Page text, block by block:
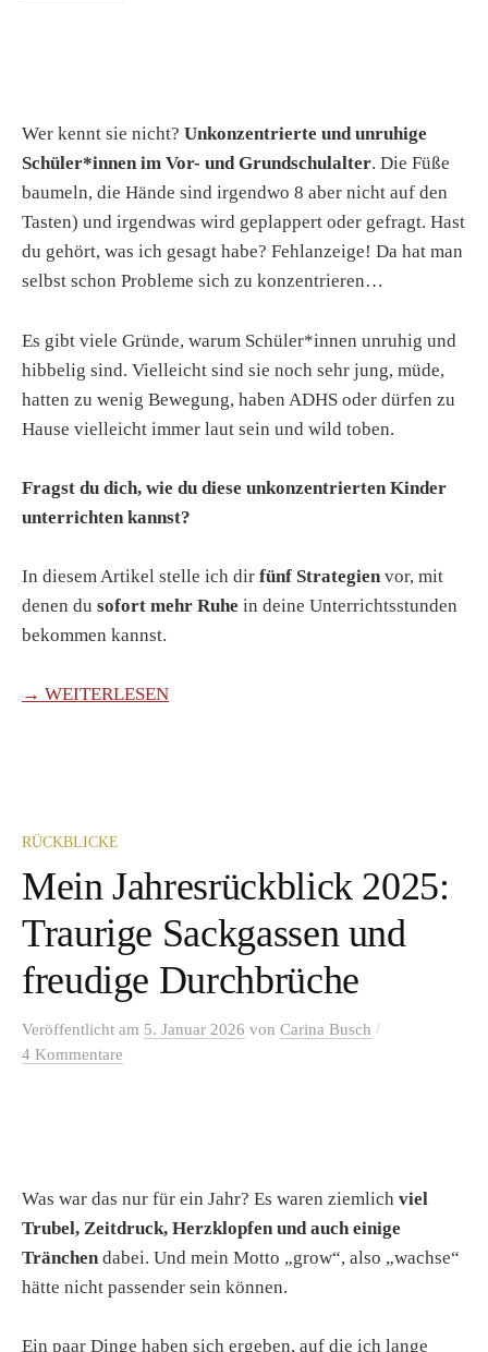
Wer kennt sie nicht? Unkonzentrierte und unruhige
Schüler*innen im Vor- und Grundschulalter. Die Füße
baumeln, die Hände sind irgendwo 8 aber nicht auf den
Tasten) und irgendwas wird geplappert oder gefragt. Hast
du gehört, was ich gesagt habe? Fehlanzeige! Da hat man
selbst schon Probleme sich zu konzentrieren…
Es gibt viele Gründe, warum Schüler*innen unruhig und
hibbelig sind. Vielleicht sind sie noch sehr jung, müde,
hatten zu wenig Bewegung, haben ADHS oder dürfen zu
Hause vielleicht immer laut sein und wild toben.
Fragst du dich, wie du diese unkonzentrierten Kinder
unterrichten kannst?
In diesem Artikel stelle ich dir fünf Strategienvor, mit
denen du sofort mehr Ruhe in deine Unterrichtsstunden
bekommen kannst.
→ WEITERLESEN
RÜCKBLICKE
Mein Jahresrückblick 2025:
Traurige Sackgassen und
freudige Durchbrüche
Veröffentlicht am 5. Januar 2026 von Carina Busch /
4 Kommentare
Was war das nur für ein Jahr? Es waren ziemlich viel
Trubel, Zeitdruck, Herzklopfen und auch einige
Tränchendabei. Und mein Motto „grow“, also „wachse“
hätte nicht passender sein können.
Ein paar Dinge haben sich ergeben, auf die ich lange